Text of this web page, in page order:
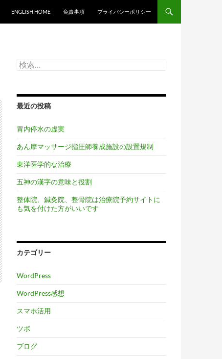
ENGLISH HOME 免責事項 プライバシーポリシー
検
索:
最近の投稿
胃内停水の虚実
あん摩マッサージ指圧師養成施設の設置規制
東洋医学的な治療
五神の漢字の意味と役割
整体院、鍼灸院、整骨院は治療院予約サイトに
も気を付けた方がいいです
カテゴリー
WordPress
WordPress感想
スマホ活用
ツボ
ブログ